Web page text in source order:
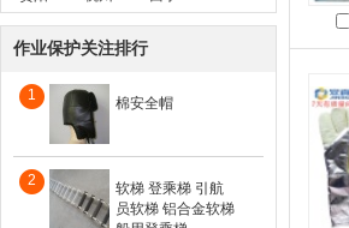
作业保护关注排行
1 棉安全帽
2
软梯 登乘梯 引航
员软梯 铝合金软梯